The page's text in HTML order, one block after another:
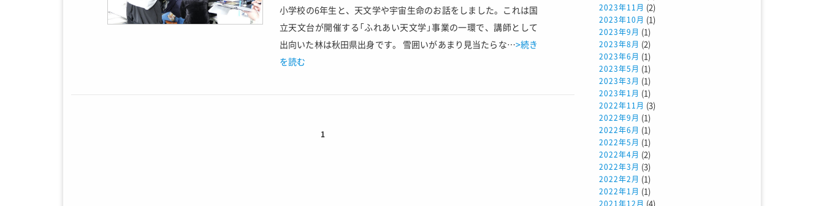
小学校の6年生と、天文学や宇宙生命のお話をしました。これは国
立天文台が開催する「ふれあい天文学」事業の一環で、講師として
出向いた林は秋田県出身です。 雪囲いがあまり見当たらな…>続き
を読む
1
2023年11月 (2)
2023年10月 (1)
2023年9月 (1)
2023年8月 (2)
2023年6月 (1)
2023年5月 (1)
2023年3月 (1)
2023年1月 (1)
2022年11月 (3)
2022年9月 (1)
2022年6月 (1)
2022年5月 (1)
2022年4月 (2)
2022年3月 (3)
2022年2月 (1)
2022年1月 (1)
2021年12月 (4)